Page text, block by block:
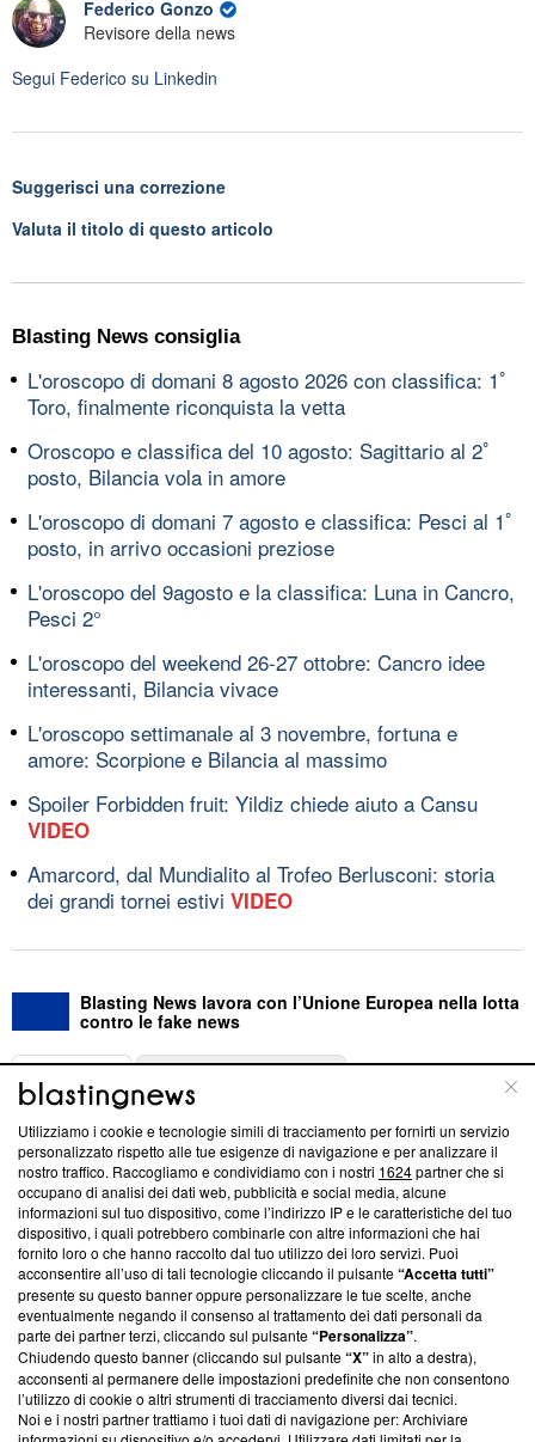
Federico Gonzo
Revisore della news
Segui Federico su Linkedin
Suggerisci una correzione
Valuta il titolo di questo articolo
Blasting News consiglia
L'oroscopo di domani 8 agosto 2026 con classifica: 1ﾟ
Toro, finalmente riconquista la vetta
Oroscopo e classifica del 10 agosto: Sagittario al 2ﾟ
posto, Bilancia vola in amore
L'oroscopo di domani 7 agosto e classifica: Pesci al 1ﾟ
posto, in arrivo occasioni preziose
L'oroscopo del 9agosto e la classifica: Luna in Cancro,
Pesci 2°
L'oroscopo del weekend 26-27 ottobre: Cancro idee
interessanti, Bilancia vivace
L'oroscopo settimanale al 3 novembre, fortuna e
amore: Scorpione e Bilancia al massimo
Spoiler Forbidden fruit: Yildiz chiede aiuto a Cansu
VIDEO
Amarcord, dal Mundialito al Trofeo Berlusconi: storia
dei grandi tornei estivi VIDEO
Blasting News lavora con l’Unione Europea nella lotta
contro le fake news
ABOUT
Questa sezione offre informazioni trasparenti su Blasting
News, sui nostri processi editoriali e su come ci impegniamo a
creare news di qualità. Inoltre, afferma la nostra aderenza a
‘Trust Project - News with Integrity’Blasting News non è
ancora membro del programma, ma ha richiesto di farne
parte; Trust Project non ha ancora effettuato una verifica di
conformità agli standard.
Su di noi
Team editoriale
Corporate
Utilizziamo i cookie e tecnologie simili di tracciamento per fornirti un servizio
personalizzato rispetto alle tue esigenze di navigazione e per analizzare il
nostro traffico. Raccogliamo e condividiamo con i nostri 1624partner che si
occupano di analisi dei dati web, pubblicità e social media, alcune
informazioni sul tuo dispositivo, come l’indirizzo IP e le caratteristiche del tuo
dispositivo, i quali potrebbero combinarle con altre informazioni che hai
fornito loro o che hanno raccolto dal tuo utilizzo dei loro servizi. Puoi
acconsentire all’uso di tali tecnologie cliccando il pulsante“Accetta tutti”
presente su questo banner oppure personalizzare le tue scelte, anche
eventualmente negando il consenso al trattamento dei dati personali da
parte dei partner terzi, cliccando sul pulsante“Personalizza”.
Chiudendo questo banner (cliccando sul pulsante“X”in alto a destra),
acconsenti al permanere delle impostazioni predefinite che non consentono
l’utilizzo di cookie o altri strumenti di tracciamento diversi dai tecnici.
Noi e i nostri partner trattiamo i tuoi dati di navigazione per: Archiviare